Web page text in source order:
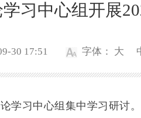
习中心组开展
30 17:51 字体： 大
习中心组集中学习研讨